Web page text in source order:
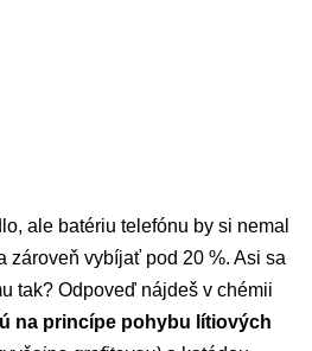
ale batériu telefónu by si nemal
zároveň vybíjať pod 20 %. Asi sa
tak? Odpoveď nájdeš v chémii
na princípe pohybu lítiových